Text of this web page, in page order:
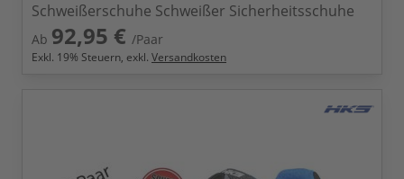
Schweißerschuhe Schweißer Sicherheitsschuhe
Ab 92,95 € /Paar
Exkl. 19% Steuern, exkl. Versandkosten